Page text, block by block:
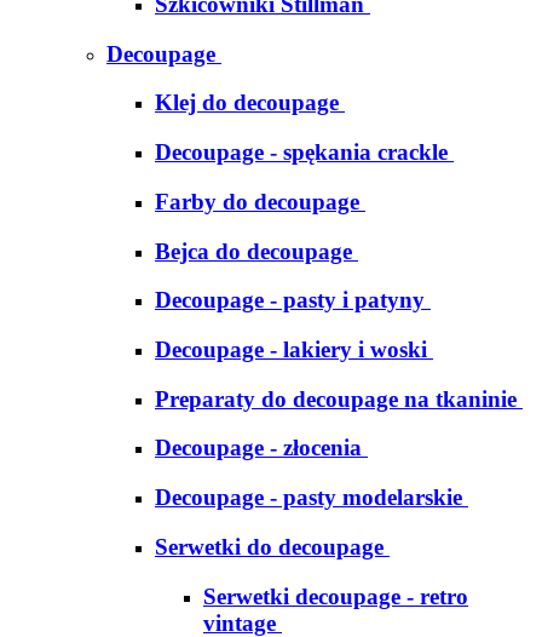
Decoupage
Klej do decoupage
Decoupage - spękania crackle
Farby do decoupage
Bejca do decoupage
Decoupage - pasty i patyny
Decoupage - lakiery i woski
Preparaty do decoupage na tkaninie
Decoupage - złocenia
Decoupage - pasty modelarskie
Serwetki do decoupage
Serwetki decoupage - retro
vintage